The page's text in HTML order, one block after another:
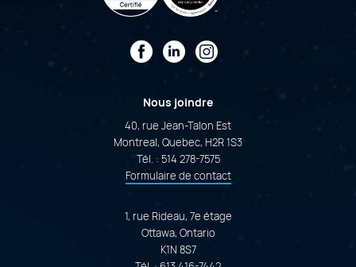
FacebookLinkedIn
Instagram
Nous joindre
40, rue Jean-Talon Est
Montreal, Quebec, H2R 1S3
Tél. : 514 278-7575
Formulaire de contact
1, rue Rideau, 7e étage
Ottawa, Ontario
K1N 8S7